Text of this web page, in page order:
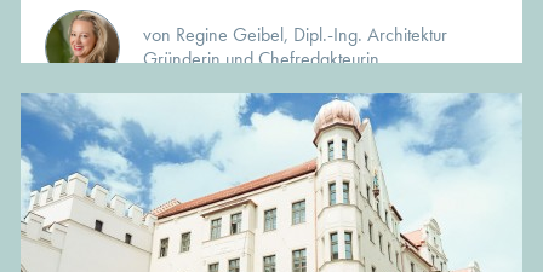
von Regine Geibel, Dipl.-Ing. Architektur
Gründerin und Chefredakteurin